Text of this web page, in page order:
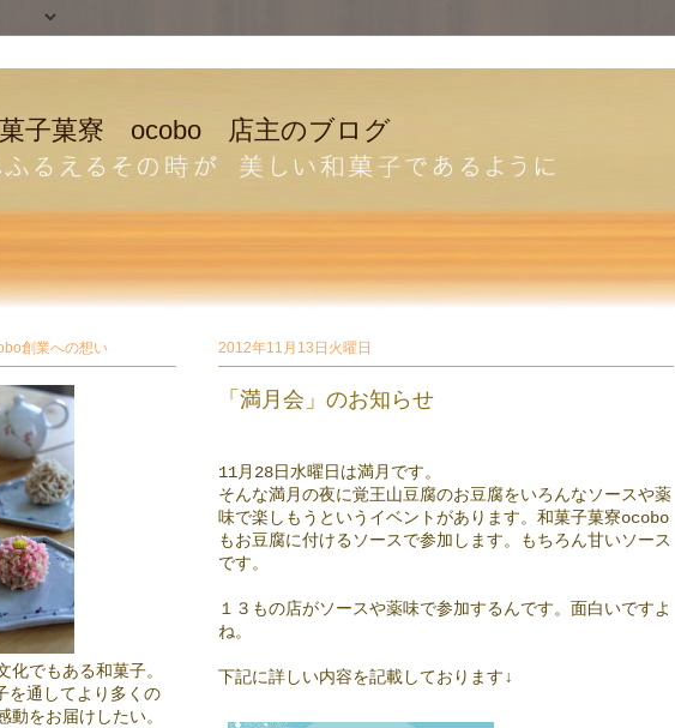
子菓寮 ocobo 店主のブログ
2012年11月13日火曜日
「満月会」のお知らせ
11月28日水曜日は満月です。
そんな満月の夜に覚王山豆腐のお豆腐をいろんなソースや薬
味で楽しもうというイベントがあります。和菓子菓寮ocobo
もお豆腐に付けるソースで参加します。
もちろん甘いソース
です。
１３もの店がソースや薬味で参加するんです。面白いですよ
ね。
下記に詳しい内容を記載しております↓
創業への想い
化でもある和菓子。
を通してより多くの
動をお届けしたい。